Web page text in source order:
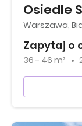
Osiedle
Warszawa,
Zapytaj o
36 - 46 m²